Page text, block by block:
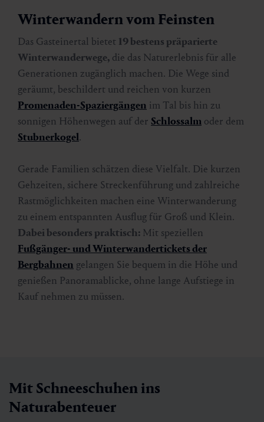
Winterwandern vom Feinsten
Das Gasteinertal bietet 19 bestens präparierte
Winterwanderwege, die das Naturerlebnis für alle
Generationen zugänglich machen. Die Wege sind
geräumt, beschildert und reichen von kurzen
Promenaden-Spaziergängen im Tal bis hin zu
sonnigen Höhenwegen auf der Schlossalm oder dem
Stubnerkogel.
Gerade Familien schätzen diese Vielfalt. Die kurzen
Gehzeiten, sichere Streckenführung und zahlreiche
Rastmöglichkeiten machen eine Winterwanderung
zu einem entspannten Ausflug für Groß und Klein.
Dabei besonders praktisch: Mit speziellen
Fußgänger- und Winterwandertickets der
Bergbahnen gelangen Sie bequem in die Höhe und
genießen Panoramablicke, ohne lange Aufstiege in
Kauf nehmen zu müssen.
Mit Schneeschuhen ins
Naturabenteuer